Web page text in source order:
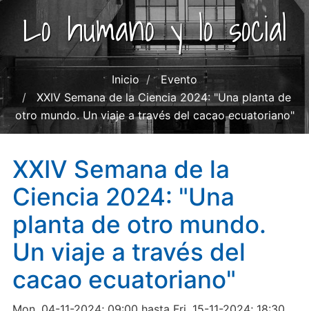
Lo humano y lo social
Inicio
Evento
XXIV Semana de la Ciencia 2024: "Una planta de
otro mundo. Un viaje a través del cacao ecuatoriano"
XXIV Semana de la
Ciencia 2024: "Una
planta de otro mundo.
Un viaje a través del
cacao ecuatoriano"